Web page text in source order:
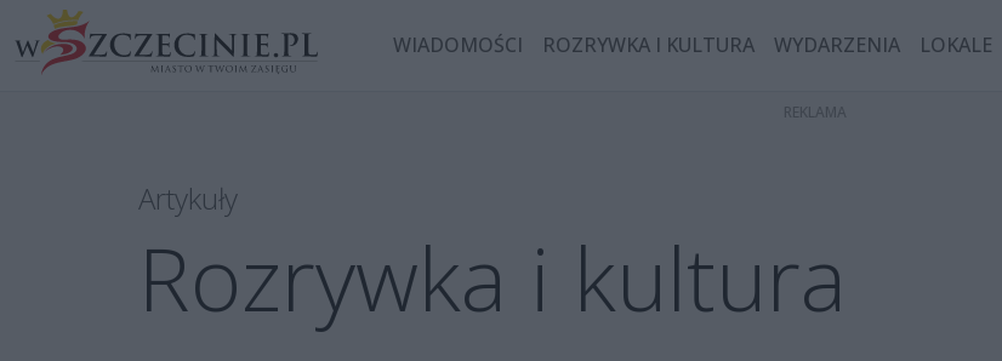
WIADOMOŚCI ROZRYWKA I KULTURA WYDARZENIA LOKALE
Artykuły
Rozrywka i kultura